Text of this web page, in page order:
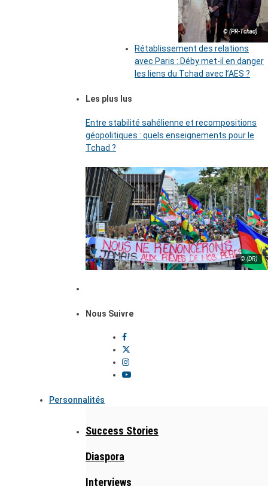
© (PR-Tchad)
Rétablissement des relations
avec Paris : Déby met-il en danger
les liens du Tchad avec l’AES ?
Les plus lus
Entre stabilité sahélienne et recompositions
géopolitiques : quels enseignements pour le
Tchad ?
© (DR)
Nous Suivre
Personnalités
Success Stories
Diaspora
Interviews